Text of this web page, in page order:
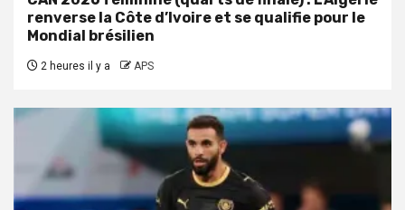
renverse la Côte d’Ivoire et se qualifie pour le
Mondial brésilien
2 heures il y a APS